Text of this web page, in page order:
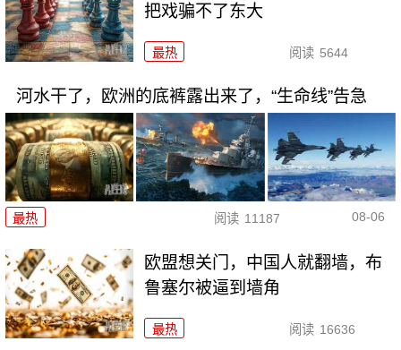
把戏骗不了东大
最热 阅读 5644
河水干了，欧洲的底裤露出来了，“生命线”告急
最热 阅读 11187 08-06
欧盟想关门，中国人就翻墙，布
鲁塞尔被逼到墙角
最热 阅读 16636